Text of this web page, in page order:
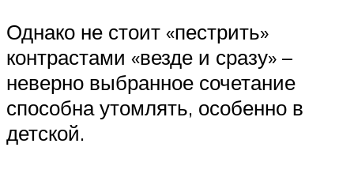
Однако не стоит «пестрить»
контрастами «везде и сразу» –
неверно выбранное сочетание
способна утомлять, особенно в
детской.